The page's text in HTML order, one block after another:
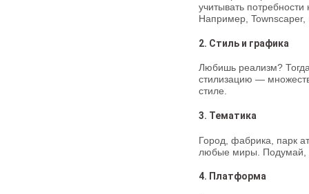
учитывать
Например, Townscaper,
2. Стиль и графика
Любишь реализм?
стилизацию —
стиле.
3. Тематика
Город, фабрика, парк
любые миры. Подумай,
4. Платформа